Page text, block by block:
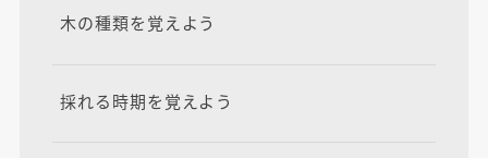
木の種類を覚えよう
採れる時期を覚えよう